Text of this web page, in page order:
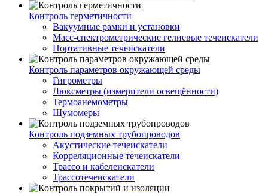
Контроль герметичности
Вакуумные рамки и установки
Масс-спектрометрические гелиевые течеискатели
Портативные течеискатели
Контроль параметров окружающей среды
Гигрометры
Люксметры (измерители освещённости)
Термоанемометры
Шумомеры
Контроль подземных трубопроводов
Акустические течеискатели
Корреляционные течеискатели
Трассо и кабелеискатели
Трассотечеискатели